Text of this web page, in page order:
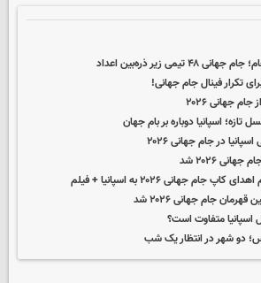
تکرار فینال جام جهانی!
جهانی ۲۰۲۶
اسپانیا دوباره بر بام جهان
در جام جهانی ۲۰۲۶
۲۰۲۶ شد
جهانی ۲۰۲۶ به اسپانیا + فیلم
جام جهانی ۲۰۲۶ شد
اسپانیا متفاوت است؟
دو شهر در انتظار یک شب